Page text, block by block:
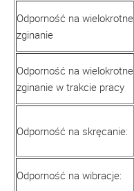
Odporność na wielokrotne
zginanie
Odporność na wielokrotne
zginanie w trakcie pracy
Odporność na skręcanie:
Odporność na wibracje: